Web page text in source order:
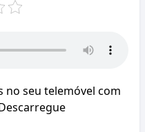
no seu telemóvel com